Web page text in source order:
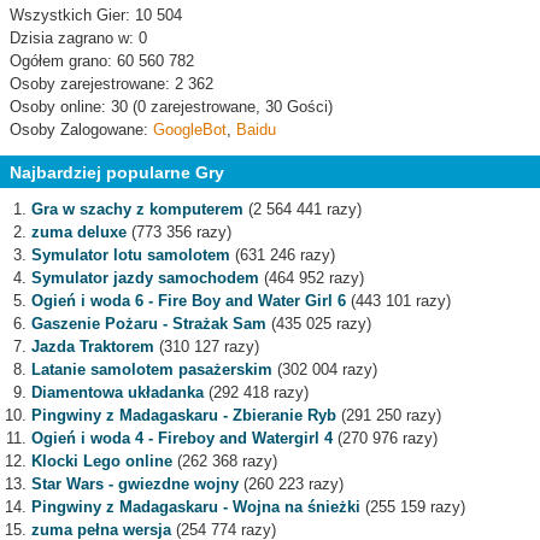
Wszystkich Gier: 10 504
Dzisia zagrano w: 0
Ogółem grano: 60 560 782
Osoby zarejestrowane: 2 362
Osoby online: 30 (0 zarejestrowane, 30 Gości)
Osoby Zalogowane: GoogleBot, Baidu
Najbardziej popularne Gry
Gra w szachy z komputerem (2 564 441 razy)
zuma deluxe (773 356 razy)
Symulator lotu samolotem (631 246 razy)
Symulator jazdy samochodem (464 952 razy)
Ogień i woda 6 - Fire Boy and Water Girl 6 (443 101 razy)
Gaszenie Pożaru - Strażak Sam (435 025 razy)
Jazda Traktorem (310 127 razy)
Latanie samolotem pasażerskim (302 004 razy)
Diamentowa układanka(292 418 razy)
Pingwiny z Madagaskaru - Zbieranie Ryb (291 250 razy)
Ogień i woda 4 - Fireboy and Watergirl 4(270 976 razy)
Klocki Lego online (262 368 razy)
Star Wars - gwiezdne wojny (260 223 razy)
Pingwiny z Madagaskaru - Wojna na śnieżki (255 159 razy)
zuma pełna wersja(254 774 razy)